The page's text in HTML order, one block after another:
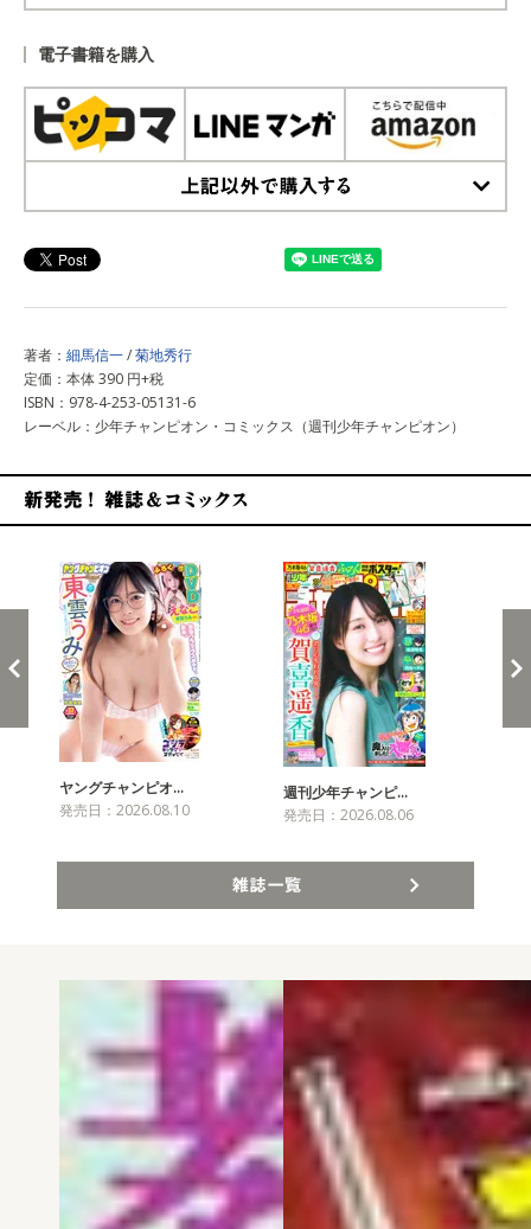
電子書籍を購入
著者： 細馬信一/菊地秀行
定価：本体 390 円+税
ISBN：978-4-253-05131-6
レーベル：少年チャンピオン・コミックス（週刊少年チャンピオン）
ヤングチャンピオ…
発売日：2026.08.10
週刊少年チャンピ…
発売日：2026.08.06